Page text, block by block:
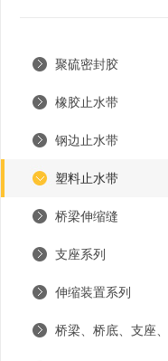
聚硫密封胶
橡胶止水带
钢边止水带
塑料止水带
桥梁伸缩缝
支座系列
伸缩装置系列